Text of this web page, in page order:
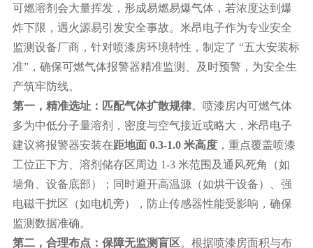
可燃溶剂会大量挥发，形成易燃易爆气体，若浓度达到爆
炸下限，遇火源易引发安全事故。米昂电子作为专业安全
监测设备厂商，针对喷漆房环境特性，制定了 “五大安装标
准”，确保可燃气体报警器精准监测、及时预警，为安全生
产筑牢防线。
第一，精准选址：匹配气体扩散规律。喷漆房内可燃气体
多为中低分子量溶剂，密度与空气接近或略大，米昂电子
建议将报警器安装在距地面0.3-1.0 米高度，重点覆盖喷漆
工位正下方、溶剂储存区周边 1-3 米范围及通风死角（如
墙角、设备底部）；同时避开高温源（如烘干设备）、强
电磁干扰区（如电机旁），防止传感器性能受影响，确保
监测数据准确。
第二，合理布点：保障无监测盲区。根据喷漆房面积与布